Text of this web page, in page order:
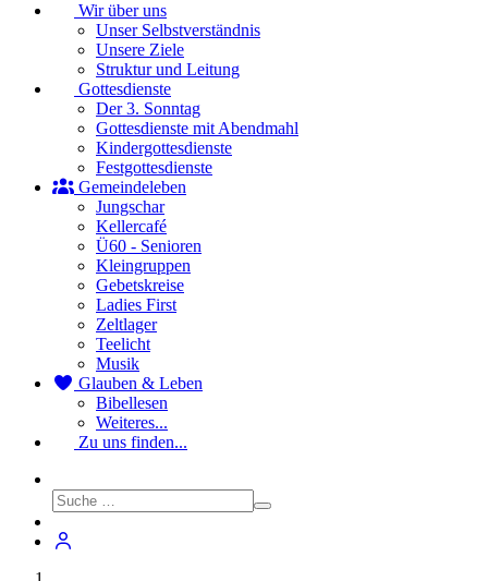
Wir über uns
Unser Selbstverständnis
Unsere Ziele
Struktur und Leitung
Gottesdienste
Der 3. Sonntag
Gottesdienste mit Abendmahl
Kindergottesdienste
Festgottesdienste
Gemeindeleben
Jungschar
Kellercafé
Ü60 - Senioren
Kleingruppen
Gebetskreise
Ladies First
Zeltlager
Teelicht
Musik
Glauben & Leben
Bibellesen
Weiteres...
Zu uns finden...